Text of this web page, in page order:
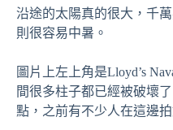
沿途的太陽真的很大，千
則很容易中暑。
圖片上左上角是Lloyd’s
間很多柱子都已經被破壞
點，之前有不少人在這邊拍